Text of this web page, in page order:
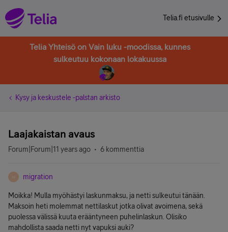
Telia.fi etusivulle
Telia Yhteisö on Vain luku -moodissa, kunnes
sulkeutuu kokonaan lokakuussa
Kysy ja keskustele -palstan arkisto
Laajakaistan avaus
Forum|Forum|11 years ago 6 kommenttia
M migration
Moikka! Mulla myöhästyi laskunmaksu, ja netti sulkeutui tänään.
Maksoin heti molemmat nettilaskut jotka olivat avoimena, sekä
puolessa välissä kuuta erääntyneen puhelinlaskun. Olisiko
mahdollista saada netti nyt vapuksi auki?